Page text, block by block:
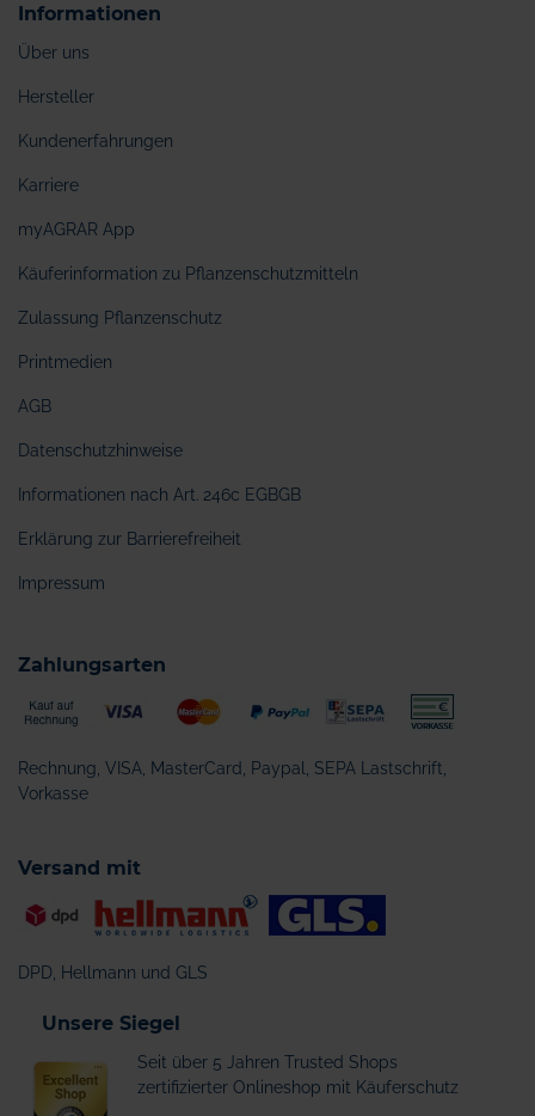
Informationen
Über uns
Hersteller
Kundenerfahrungen
Karriere
myAGRAR App
Käuferinformation zu Pflanzenschutzmitteln
Zulassung Pflanzenschutz
Printmedien
AGB
Datenschutzhinweise
Informationen nach Art. 246c EGBGB
Erklärung zur Barrierefreiheit
Impressum
Zahlungsarten
Rechnung, VISA, MasterCard, Paypal, SEPA Lastschrift,
Vorkasse
Versand mit
DPD, Hellmann und GLS
Unsere Siegel
Seit über 5 Jahren Trusted Shops
zertifizierter Onlineshop mit Käuferschutz